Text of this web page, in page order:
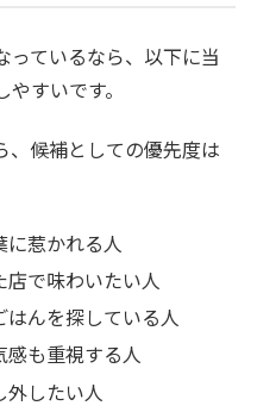
っているなら、以下に当
すいです。
、候補としての優先度は
惹かれる人
で味わいたい人
んを探している人
も重視する人
したい人